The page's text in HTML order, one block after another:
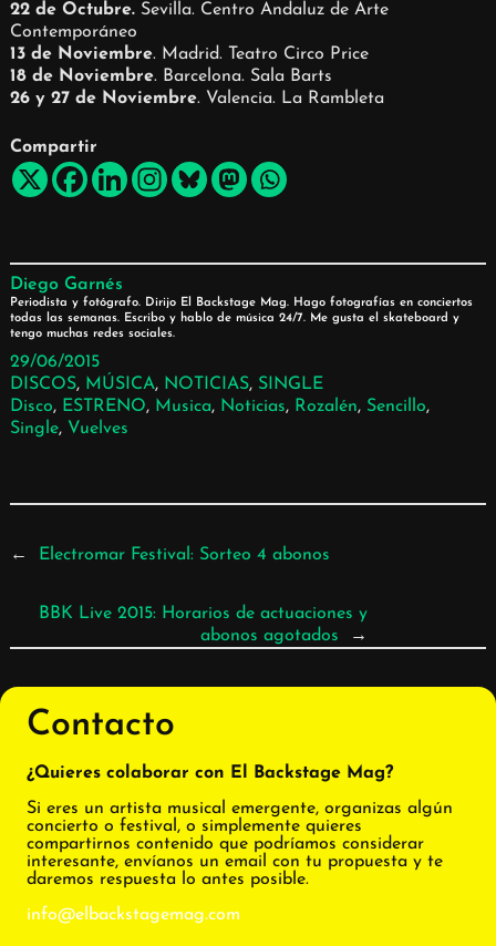
22 de Octubre.Sevilla. Centro Andaluz de Arte
Contemporáneo
13 de Noviembre. Madrid. Teatro Circo Price
18 de Noviembre. Barcelona. Sala Barts
26 y 27 de Noviembre. Valencia. La Rambleta
Compartir
Diego Garnés
Periodista y fotógrafo. Dirijo El Backstage Mag. Hago fotografías en conciertos
todas las semanas. Escribo y hablo de música 24/7. Me gusta el skateboard y
tengo muchas redes sociales.
29/06/2015
DISCOS, MÚSICA, NOTICIAS, SINGLE
Disco, ESTRENO, Musica, Noticias, Rozalén, Sencillo ,
Single, Vuelves
← Electromar Festival: Sorteo 4 abonos
BBK Live 2015: Horarios de actuaciones y
abonos agotados
→
Contacto
¿Quieres colaborar con El Backstage Mag?
Si eres un artista musical emergente, organizas algún
concierto o festival, o simplemente quieres
compartirnos contenido que podríamos considerar
interesante, envíanos un email con tu propuesta y te
daremos respuesta lo antes posible.
info@elbackstagemag.com